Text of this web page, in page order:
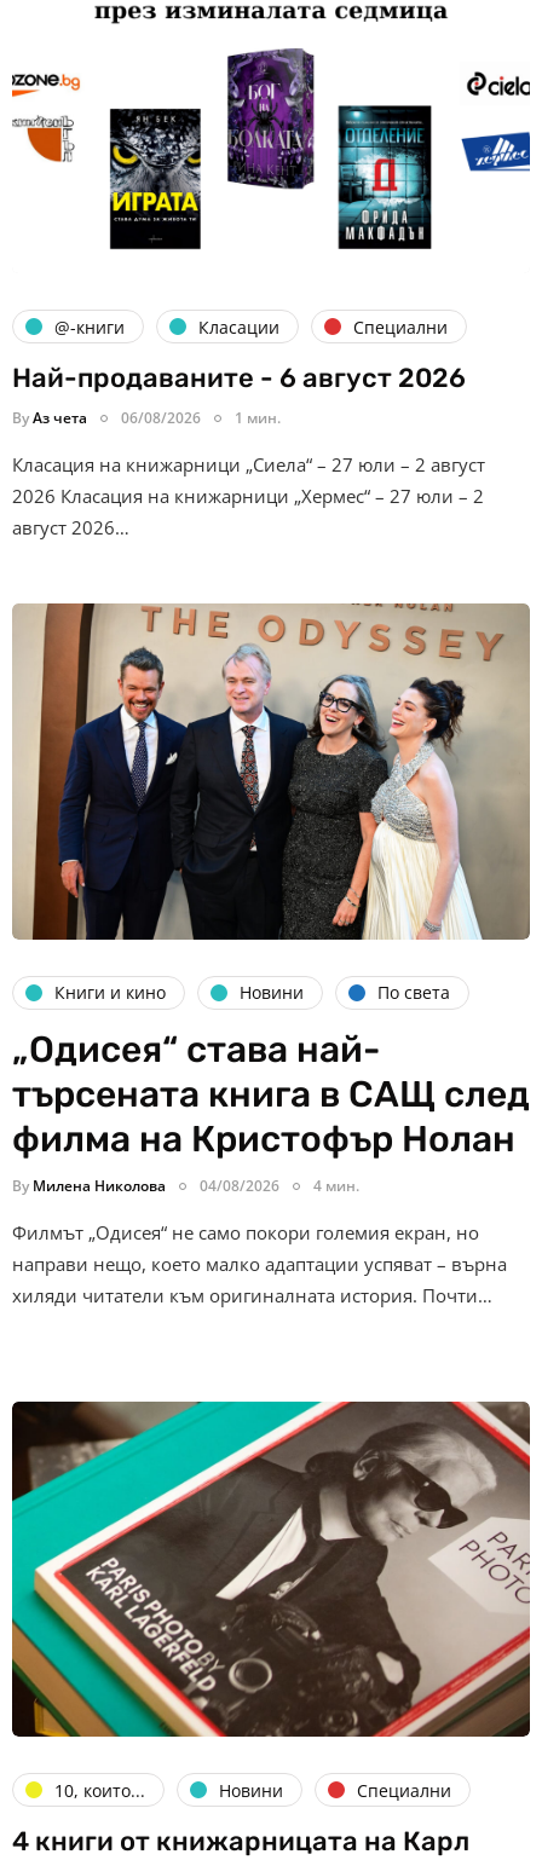
@-книги Класации Специални
Най-продаваните - 6 август 2026
ByАз чета 06/08/2026 1 мин.
Класация на книжарници „Сиела“ – 27 юли – 2 август
2026 Класация на книжарници „Хермес“ – 27 юли – 2
август 2026…
Книги и кино Новини По света
„Одисея“ става най-
търсената книга в САЩ след
филма на Кристофър Нолан
By Милена Николова 04/08/2026 4 мин.
Филмът „Одисея“ не само покори големия екран, но
направи нещо, което малко адаптации успяват – върна
хиляди читатели към оригиналната история. Почти…
10, които... Новини Специални
4 книги от книжарницата на Карл